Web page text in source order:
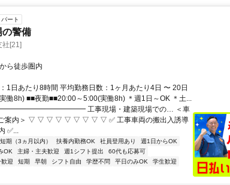
ート
の警備
[21]
ら徒歩圏内
1日あたり8時間 平均勤務日数：1ヶ月あたり4日 〜 20日
働8h) ■■夜勤■■20:00～5:00(実働8h) ＊週1日～OK ＊土...
工事現場・建築現場での… ＜車
ご案内＞ ▽ ▽ ▽ ▽ ▽ ▽ ▽ ▽ ▽ ✅ 工事車両の搬出入誘導
✅...
短期（3ヵ月以内） 扶養内勤務OK 社員登用あり
週1日からOK
OK 主婦・主夫歓迎 週1シフト提出
60代も応募可
迎 短期 早朝 シフト自由 学歴不問 平日のみOK
学生歓迎